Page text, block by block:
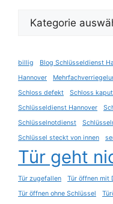
Kategorie
billig Blog Schlüsseldienst
Hannover
Schloss defekt
Schloss
Schlüsseldienst Hannover
Schlüsselnotdienst
Schlüssel steckt von innen
Tür geht
Tür zugefallen Tür öffnen mit
Tür öffnen ohne Schlüssel